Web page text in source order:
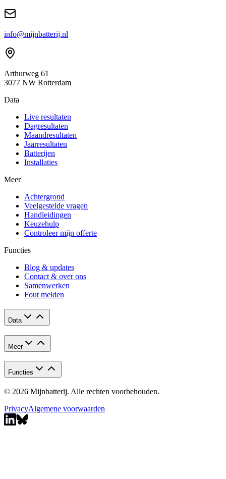
info@mijnbatterij.nl
Arthurweg 61
3077 NW Rotterdam
Data
Live resultaten
Dagresultaten
Maandresultaten
Jaarresultaten
Batterijen
Installaties
Meer
Achtergrond
Veelgestelde vragen
Handleidingen
Keuzehulp
Controleer mijn offerte
Functies
Blog & updates
Contact & over ons
Samenwerken
Fout melden
Data
Meer
Functies
© 2026 Mijnbatterij. Alle rechten voorbehouden.
PrivacyAlgemene voorwaarden